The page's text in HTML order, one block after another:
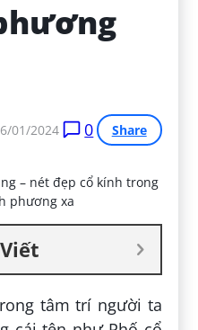
01/2024 0 Share
tâm trí người ta